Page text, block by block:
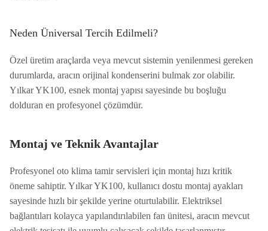
Neden Üniversal Tercih Edilmeli?
Özel üretim araçlarda veya mevcut sistemin yenilenmesi gereken
durumlarda, aracın orijinal kondenserini bulmak zor olabilir.
Yılkar YK100, esnek montaj yapısı sayesinde bu boşluğu
dolduran en profesyonel çözümdür.
Montaj ve Teknik Avantajlar
Profesyonel oto klima tamir servisleri için montaj hızı kritik
öneme sahiptir. Yılkar YK100, kullanıcı dostu montaj ayakları
sayesinde hızlı bir şekilde yerine oturtulabilir. Elektriksel
bağlantıları kolayca yapılandırılabilen fan ünitesi, aracın mevcut